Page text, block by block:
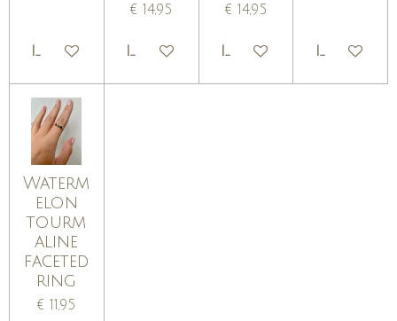
IN WINKELWAGEN
€ 14,95
IN WINKELWAGEN
€ 14,95
IN WINKELWAGEN
IN
Waterm
elon
tourm
aline
faceted
ring
€ 11,95